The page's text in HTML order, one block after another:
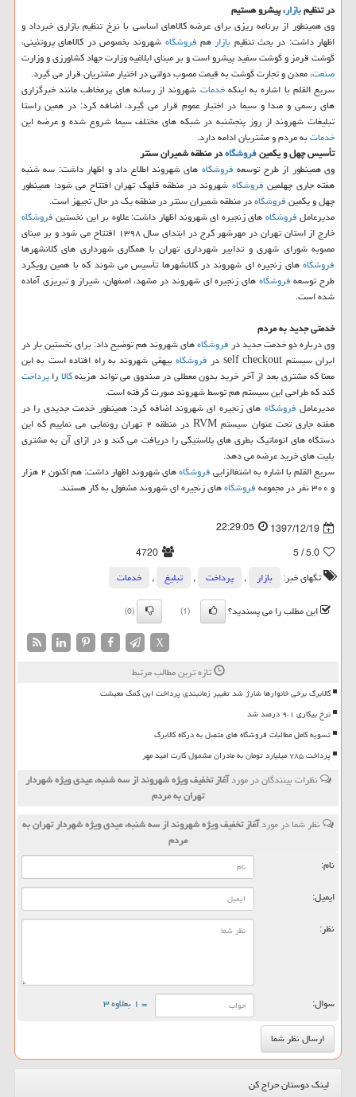
در تنظیمبازار، پیشرو هستیم
وی همینطور از برنامه ریزی برای عرضه كالاهای اساسی با نرخ تنظیم بازاری خبرداد و
اظهار داشت: در بحث تنظیم بازارهم فروشگاه شهروند بخصوص در كالاهای پروتئینی،
گوشت قرمز و گوشت سفید پیشرو است و بر مبنای ابلاغیه وزارت جهاد كشاورزی و وزارت
صنعت، معدن و تجارت گوشت به قیمت مصوب دولتی در اختیار مشتریان قرار می گیرد.
سریع القلم با اشاره به اینكهخدمات شهروند از رسانه های پرمخاطب مانند خبرگزاری
های رسمی و صدا و سیما در اختیار عموم قرار می گیرد، اضافه كرد: در همین راستا
تبلیغات شهروند از روز پنجشنبه در شبكه های مختلف سیما شروع شده و عرضه این
خدماتبه مردم و مشتریان ادامه دارد.
تأسیس چهل و یكمینفروشگاهدر منطقه شمیران سنتر
وی همینطور از طرح توسعه فروشگاه های شهروند اطلاع داد و اظهار داشت: سه شنبه
هفته جاری چهلمین فروشگاه شهروند در منطقه قلهك تهران افتتاح می شود؛ همینطور
چهل و یكمینفروشگاهدر منطقه شمیران سنتر در منطقه یك در حال تجیهز است.
مدیرعاملفروشگاههای زنجیره ای شهروند اظهار داشت: علاوه بر این نخستینفروشگاه
خارج از استان تهران در مهرشهر كرج در ابتدای سال ۱۳۹۸ افتتاح می شود و بر مبنای
مصوبه شورای شهری و تدابیر شهرداری تهران با همكاری شهرداری های كلانشهرها
فروشگاههای زنجیره ای شهروند در كلانشهرها تأسیس می شوند كه با همین رویكرد
طرح توسعهفروشگاههای زنجیره ای شهروند در مشهد، اصفهان، شیراز و تبریزی آماده
شده است.
خدمتی جدید به مردم
وی درباره دو خدمت جدید درفروشگاههای شهروند هم توضیح داد: برای نخستین بار در
ایران سیستم self checkout در
فروشگاهبیهقی شهروند به راه افتاده است به این
معنا كه مشتری بعد از آخر خرید بدون معطلی در صندوق می تواند هزینهكالاراپرداخت
كند كه طراحی این سیستم هم توسط شهروند صورت گرفته است.
مدیرعامل فروشگاه های زنجیره ای شهروند اضافه كرد: همینطور خدمت جدیدی را در
هفته جاری تحت عنوان سیستم RVM در منطقه ۲ تهران رونمایی می نماییم كه این
دستگاه های اتوماتیك بطری های پلاستیكی را دریافت می كند و در ازای آن به مشتری
بلیت های خرید عرضه می دهد.
سریع القلم با اشاره به اشتغالزاییفروشگاه
های شهروند اظهار داشت: هم اكنون ۲ هزار
و ۳۰۰ نفر در مجموعه
فروشگاههای زنجیره ای شهروند مشغول به كار هستند.
1397/12/19
22:29:05
5.0
/ 5
4720
تگهای خبر:
بازار , پرداخت , تبلیغ ,
خدمات
این مطلب را می پسندید؟
(1)
(0)
X
تازه ترین مطالب مرتبط
کالابرگ برخی خانوارها شارژ شد تغییر زمانبندی پرداخت این کمک معیشت
نرخ بیکاری ۹،۱ درصد شد
تسویه کامل مطالبات فروشگاه های متصل به درگاه کالابرگ
پرداخت ۷۸۵ میلیارد تومان به مادران مشمول کارت امید مهر
نظرات بینندگان در موردآغاز تخفیف ویژه شهروند از سه شنبه، عیدی ویژه شهردار
تهران به مردم
نظر شما در موردآغاز تخفیف ویژه شهروند از سه شنبه، عیدی ویژه شهردار تهران به
مردم
نام:
ایمیل:
نظر:
سوال: = ۱ بعلاوه ۳
لینک دوستان حراج کن